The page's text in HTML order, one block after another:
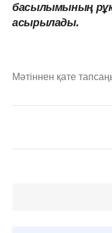
басылымының
асырылады.
Мәтіннен қате